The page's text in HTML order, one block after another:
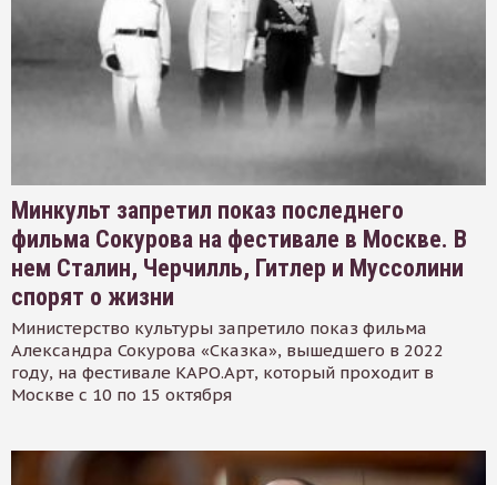
Минкульт запретил показ последнего
фильма Сокурова на фестивале в Москве. В
нем Сталин, Черчилль, Гитлер и Муссолини
спорят о жизни
Министерство культуры запретило показ фильма
Александра Сокурова «Сказка», вышедшего в 2022
году, на фестивале КАРО.Арт, который проходит в
Москве с 10 по 15 октября